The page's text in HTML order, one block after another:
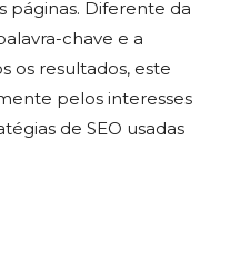
páginas. Diferente da
chave e a
os resultados, este
pelos interesses
de SEO usadas